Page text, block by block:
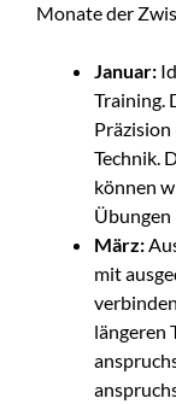
Monate der
Januar:
Training.
Technik.
können
Übungen
März:
mit
längeren